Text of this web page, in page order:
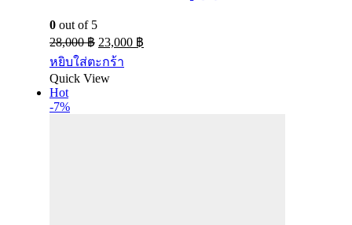
0 out of 5
28,000฿ 23,000 ฿
หยิบใส่ตะกร้า
Quick View
Hot
-7%